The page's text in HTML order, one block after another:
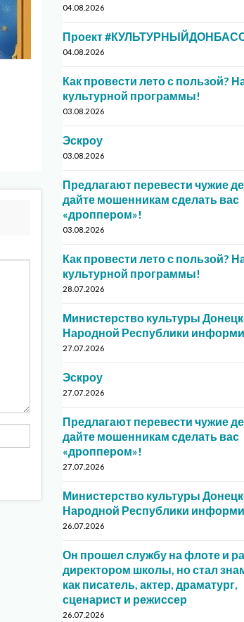
04.08.2026
Проект
04.08.2026
Как провести лето с пользой?
культурной программы!
03.08.2026
Эскроу
03.08.2026
Предлагают перевести чужие
дайте мошенникам сделать вас
«дроппером»!
03.08.2026
Как провести лето с пользой?
культурной программы!
28.07.2026
Министерство культуры
Народной Республики
27.07.2026
Эскроу
27.07.2026
Предлагают перевести чужие
дайте мошенникам сделать вас
«дроппером»!
27.07.2026
Министерство культуры
Народной Республики
26.07.2026
Он прошел службу на флоте и
директором школы, но стал
как писатель, актер, драматург,
сценарист и режиссер
26.07.2026